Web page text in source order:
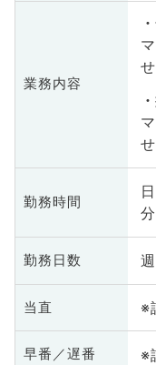
業務内容
勤務時間
勤務日数
当直 ※
早番／遅番 ※